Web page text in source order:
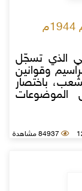
الذي تسجّل
وقوانين
باختصار
الموضوعات
84937 مشاهدة